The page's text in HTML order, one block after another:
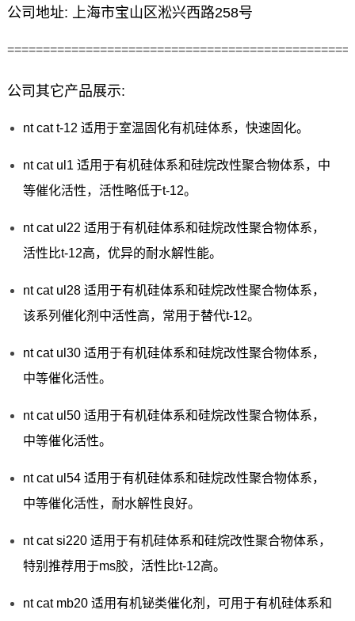
公司地址: 上海市宝山区淞兴西路258号
公司其它产品展示:
nt cat t-12 适用于室温固化有机硅体系，快速固化。
nt cat ul1 适用于有机硅体系和硅烷改性聚合物体系，中
等催化活性，活性略低于t-12。
nt cat ul22 适用于有机硅体系和硅烷改性聚合物体系，
活性比t-12高，优异的耐水解性能。
nt cat ul28 适用于有机硅体系和硅烷改性聚合物体系，
该系列催化剂中活性高，常用于替代t-12。
nt cat ul30 适用于有机硅体系和硅烷改性聚合物体系，
中等催化活性。
nt cat ul50 适用于有机硅体系和硅烷改性聚合物体系，
中等催化活性。
nt cat ul54 适用于有机硅体系和硅烷改性聚合物体系，
中等催化活性，耐水解性良好。
nt cat si220 适用于有机硅体系和硅烷改性聚合物体系，
特别推荐用于ms胶，活性比t-12高。
nt cat mb20 适用有机铋类催化剂，可用于有机硅体系和